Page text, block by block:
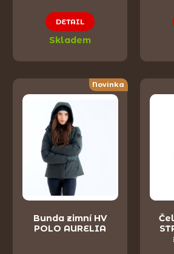
DETAIL
Skladem
Novinka
Bunda zimní HV
POLO AURELIA